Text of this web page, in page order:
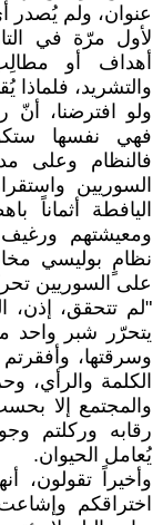
عنوان، ولم يُصدر
لأول مرّة في
أهداف أو
والتشريد، فلماذا
ولو افترضنا، أنّ
فهي نفسها
فالنظام وعلى
السوريين
اليافطة أثماناً
ومعيشتهم
على السوريين
"لم تتحقق، إذن،
يتحرّر شبر واحد
وسرقتها،
الكلمة والرأي،
والمجتمع إلا
رقابه وركلتم
يُعامل الحيوان.
وأخيراً
اختراقكم